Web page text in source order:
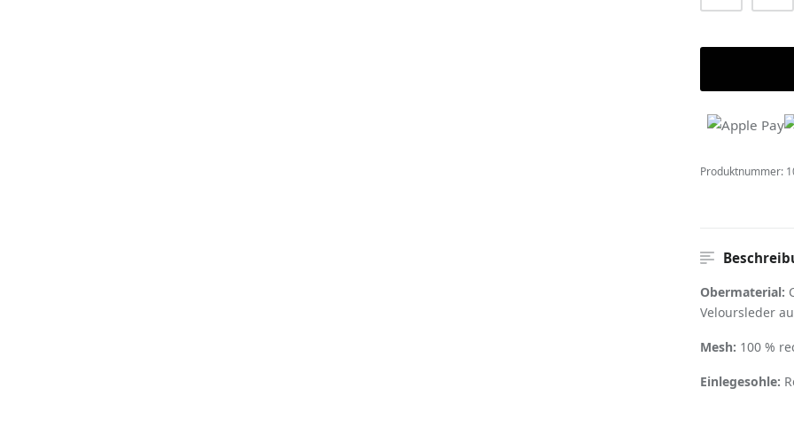
Produktnummer:
Obermaterial:
Veloursleder
Mesh: 100 %
Einlegesohle: